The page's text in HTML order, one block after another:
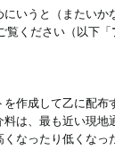
いうと（またいか
覧ください（以下「
作成して乙に配布
は、最も近い現地
なったり低くなっ